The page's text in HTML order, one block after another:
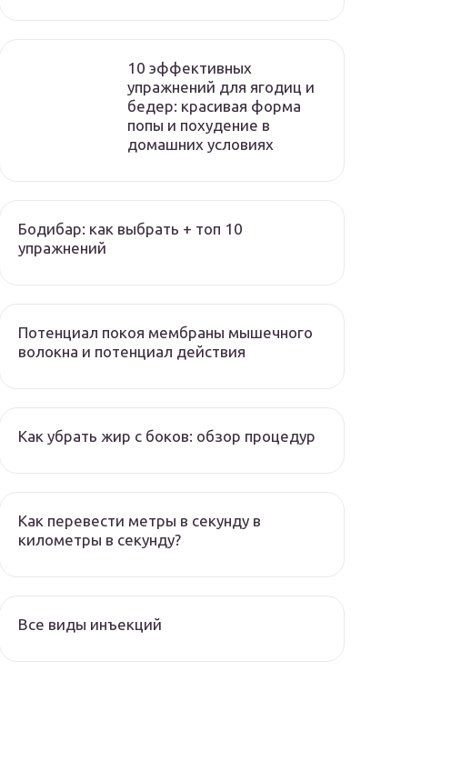
10 эффективных
упражнений для ягодиц и
бедер: красивая форма
попы и похудение в
домашних условиях
Бодибар: как выбрать + топ 10
упражнений
Потенциал покоя мембраны мышечного
волокна и потенциал действия
Как убрать жир с боков: обзор процедур
Как перевести метры в секунду в
километры в секунду?
Все виды инъекций